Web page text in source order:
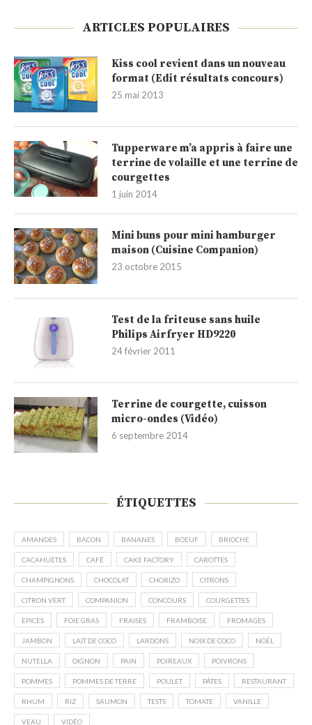
ARTICLES POPULAIRES
Kiss cool revient dans un nouveau
format (Edit résultats concours)
25 mai 2013
Tupperware m’a appris à faire une
terrine de volaille et une terrine de
courgettes
1 juin 2014
Mini buns pour mini hamburger
maison (Cuisine Companion)
23 octobre 2015
Test de la friteuse sans huile
Philips Airfryer HD9220
24 février 2011
Terrine de courgette, cuisson
micro-ondes (Vidéo)
6 septembre 2014
ÉTIQUETTES
AMANDES BACON BANANES BOEUF BRIOCHE
CACAHUÈTES CAFÉ CAKE FACTORY CAROTTES
CHAMPIGNONS CHOCOLAT CHORIZO CITRONS
CITRON VERT COMPANION CONCOURS COURGETTES
EPICES FOIE GRAS FRAISES FRAMBOISE FROMAGES
JAMBON LAIT DE COCO LARDONS NOIX DE COCO NOËL
NUTELLA OIGNON PAIN POIREAUX POIVRONS
POMMES POMMES DE TERRE POULET PÂTES RESTAURANT
RHUM RIZ SAUMON TESTS TOMATE VANILLE
VEAU VIDÉO